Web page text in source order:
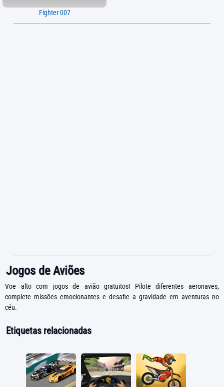
Fighter 007
Jogos de Aviões
Voe alto com jogos de avião gratuitos! Pilote diferentes aeronaves,
complete missões emocionantes e desafie a gravidade em aventuras no
céu.
Etiquetas relacionadas